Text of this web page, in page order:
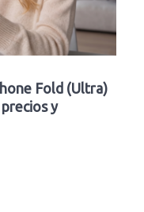
Fold (Ultra)
y